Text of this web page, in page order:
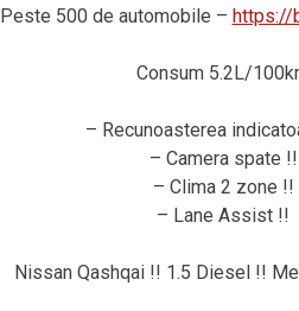
Peste 500 de automobile – https://
Consum 5.2L/
– Recunoasterea
– Camera spate !!
– Clima 2 zone !!
– Lane Assist !!
Nissan Qashqai !! 1.5 Diesel !!